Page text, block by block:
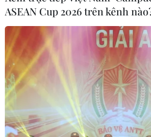
Hoàng Thu Thảo sẽ dự thi Miss
Pacific International 2016
08/11/2016 06:28
Á Hoàng 1 Nữ hoàng Trang sức Việt
nhận được giấy phép của Cục Nghệ
lên đường tham dự cuộc thi Hoa hậu
Dương 2016, tổ chức tại Philippines, từ
ASEAN Cup 2026 trên kênh